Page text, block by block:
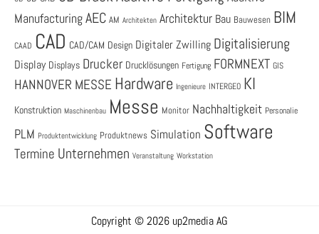
ManufacturingAEC AM Architekten Architektur Bau Bauwesen BIM
CAAD CAD CAD/CAM Design Digitaler Zwilling Digitalisierung
Display Displays Drucker Drucklösungen Fertigung FORMNEXT GIS
HANNOVER MESSE Hardware Ingenieure INTERGEO KI
Konstruktion Maschinenbau Messe Monitor Nachhaltigkeit Personalie
PLM Produktentwicklung Produktnews Simulation Software
Termine Unternehmen Veranstaltung Workstation
Copyright © 2026 up2media AG